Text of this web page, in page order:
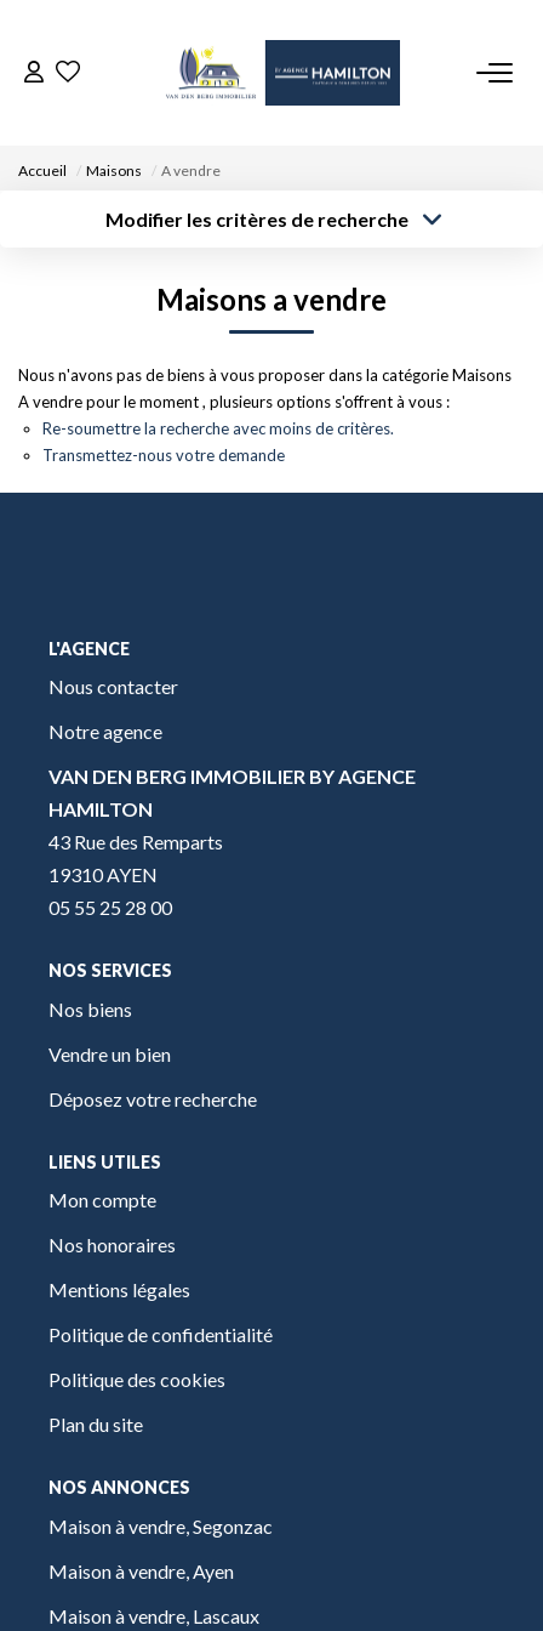
DÉPOSEZ VOTRE RECHERCHE
NOUS REJOINDRE
Accueil Maisons A vendre
Modifier les critères de recherche
Rayon Plus de critères
Créer une
Maisons a vendre
Nous n'avons pas de biens à vous proposer dans la catégorie Maisons
A vendre pour le moment , plusieurs options s'offrent à vous :
Re-soumettre la recherche avec moins de critères.
Transmettez-nous votre demande
L'AGENCE
Nous contacter
Notre agence
VAN DEN BERG IMMOBILIER BY AGENCE
HAMILTON
43 Rue des Remparts
19310 AYEN
05 55 25 28 00
NOS SERVICES
Nos biens
Vendre un bien
Déposez votre recherche
LIENS UTILES
Mon compte
Nos honoraires
Mentions légales
Politique de confidentialité
Politique des cookies
Plan du site
NOS ANNONCES
Maison à vendre, Segonzac
Maison à vendre, Ayen
Maison à vendre, Lascaux